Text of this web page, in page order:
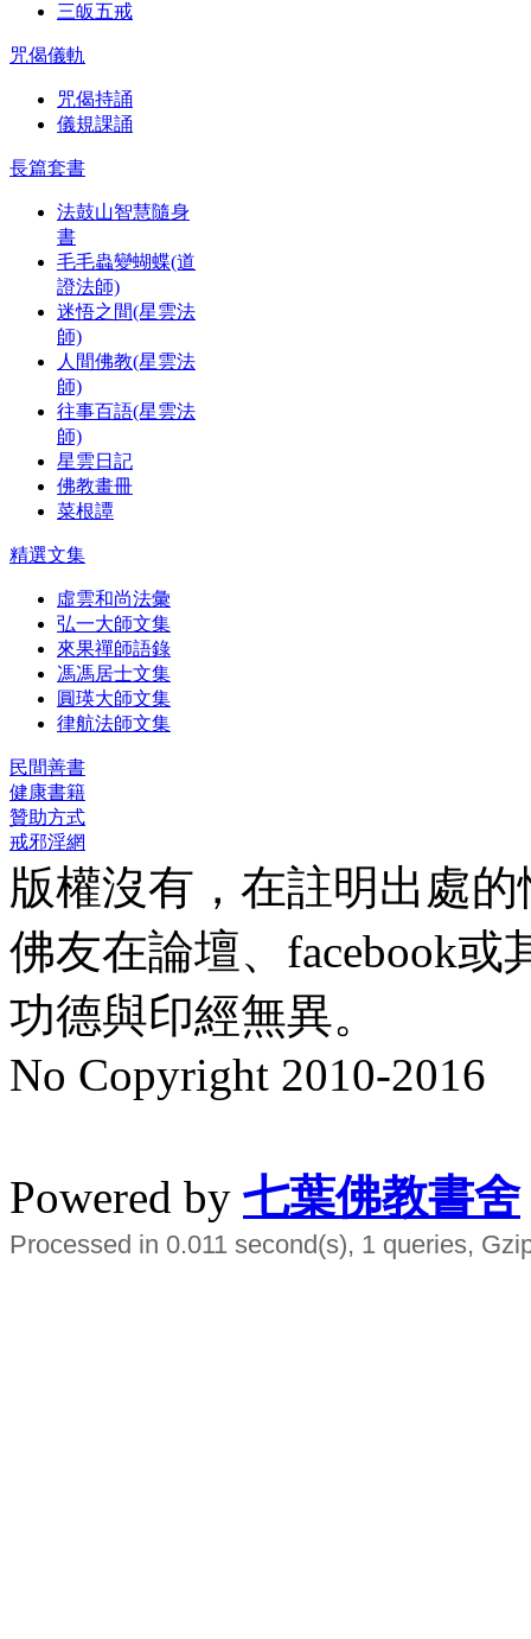
三皈五戒
咒偈儀軌
咒偈持誦
儀規課誦
長篇套書
法鼓山智慧隨身
書
毛毛蟲變蝴蝶(道
證法師)
迷悟之間(星雲法
師)
人間佛教(星雲法
師)
往事百語(星雲法
師)
星雲日記
佛教畫冊
菜根譚
精選文集
虛雲和尚法彙
弘一大師文集
來果禪師語錄
馮馮居士文集
圓瑛大師文集
律航法師文集
民間善書
健康書籍
贊助方式
戒邪淫網
版權沒有，在註明出處
佛友在論壇、facebook
功德與印經無異。
No Copyright 2010-2016
Powered by 七葉佛教書舍
Processed in 0.011 second(s), 1 queries,